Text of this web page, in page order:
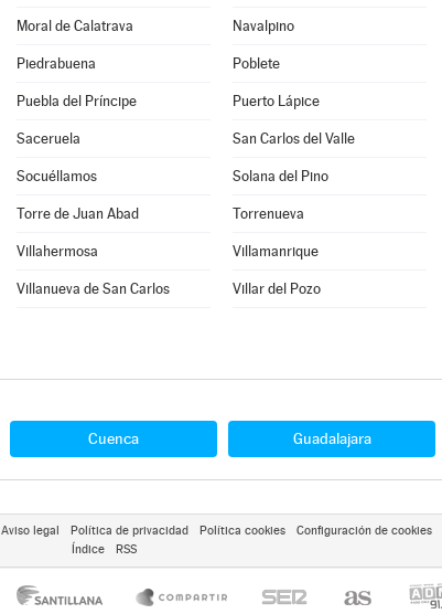
Moral de Calatrava Navalpino
Piedrabuena Poblete
Puebla del Príncipe Puerto Lápice
Saceruela San Carlos del Valle
Socuéllamos Solana del Pino
Torre de Juan Abad Torrenueva
Villahermosa Villamanrique
Villanueva de San Carlos Villar del Pozo
Cuenca Guadalajara
Aviso legal Política de privacidad Política cookies Configuración de cookies
Índice
RSS